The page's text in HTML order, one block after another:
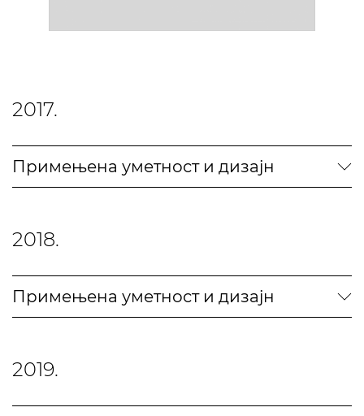
2017.
Примењена уметност и дизајн
2018.
Примењена уметност и дизајн
2019.